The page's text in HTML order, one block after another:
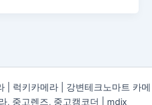
럭키카메라 | 강변테크노마트 카메
, 중고렌즈, 중고캠코더 | mdix